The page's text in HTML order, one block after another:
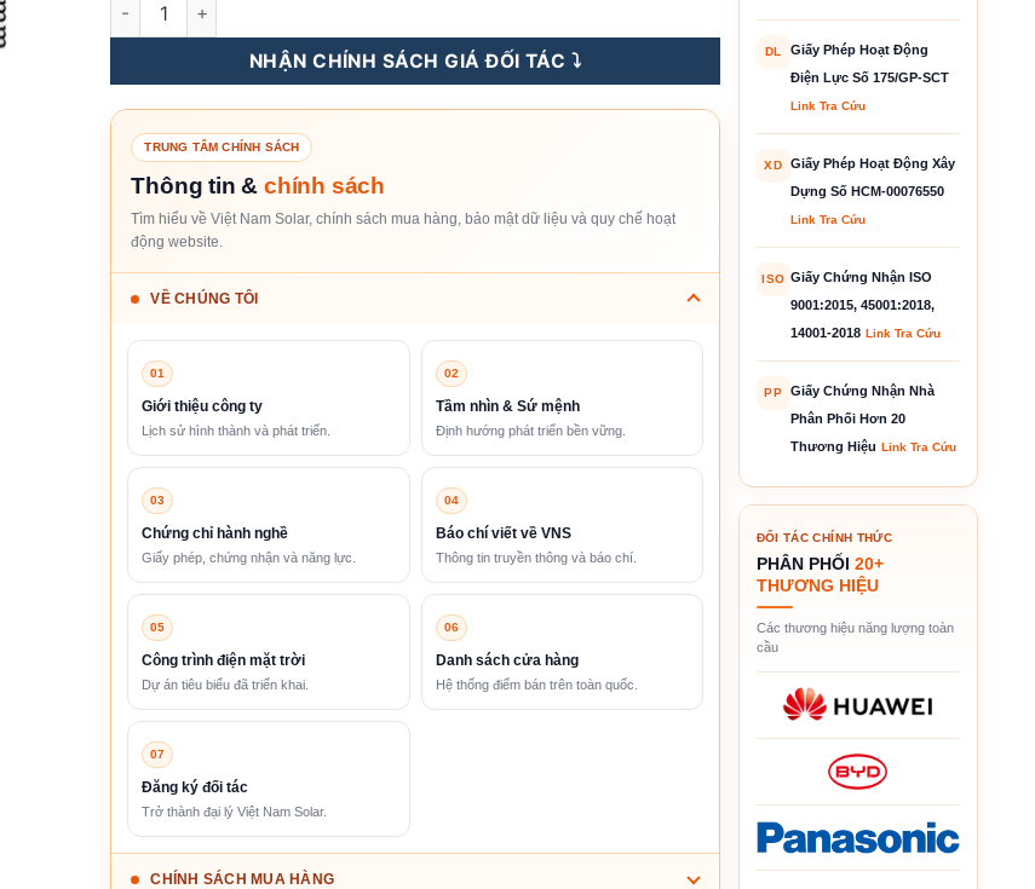
NHẬN CHÍNH SÁCH GIÁ ĐỐI TÁC ⤵️
TRUNG TÂM CHÍNH SÁCH
Thông tin & chính sách
Tìm hiểu về Việt Nam Solar, chính sách mua hàng, bảo mật dữ liệu và quy chế hoạt
động website.
VỀ CHÚNG TÔI
01
Giới thiệu công ty
Lịch sử hình thành và phát triển.
02
Tầm nhìn & Sứ mệnh
Định hướng phát triển bền vững.
03
Chứng chỉ hành nghề
Giấy phép, chứng nhận và năng lực.
04
Báo chí viết về VNS
Thông tin truyền thông và báo chí.
05
Công trình điện mặt trời
Dự án tiêu biểu đã triển khai.
06
Danh sách cửa hàng
Hệ thống điểm bán trên toàn quốc.
07
Đăng ký đối tác
Trở thành đại lý Việt Nam Solar.
CHÍNH SÁCH MUA HÀNG
DL
Giấy Phép Hoạt Động
Điện Lực Số 175/GP-SCT
Link Tra Cứu
XD
Giấy Phép Hoạt Động Xây
Dựng Số HCM-00076550
Link Tra Cứu
ISO Giấy Chứng Nhận ISO
9001:2015, 45001:2018,
14001-2018 Link Tra Cứu
PP
Giấy Chứng Nhận Nhà
Phân Phối Hơn 20
Thương Hiệu Link Tra Cứu
ĐỐI TÁC CHÍNH THỨC
PHÂN PHỐI 20+
THƯƠNG HIỆU
Các thương hiệu năng lượng toàn
cầu